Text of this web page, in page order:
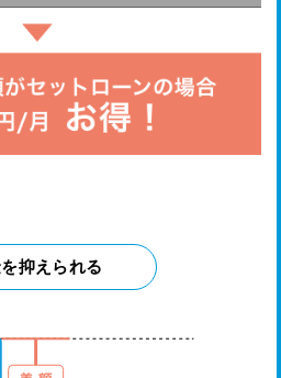
抑えられる